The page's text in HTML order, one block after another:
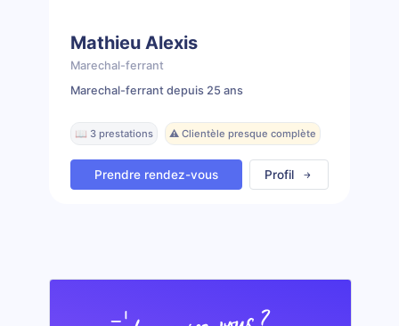
Mathieu Alexis
Marechal-ferrant
Marechal-ferrant depuis 25 ans
📖 3 prestations ⚠️ Clientèle presque complète
Prendre rendez-vous Profil